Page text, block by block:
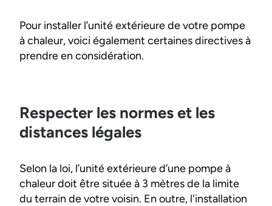
Pour installer l’unité extérieure de votre pompe
à chaleur, voici également certaines directives à
prendre en considération.
Respecter les normes et les
distances légales
Selon la loi, l’unité extérieure d’une pompe à
chaleur doit être située à 3 mètres de la limite
du terrain de votre voisin. En outre, l'installation